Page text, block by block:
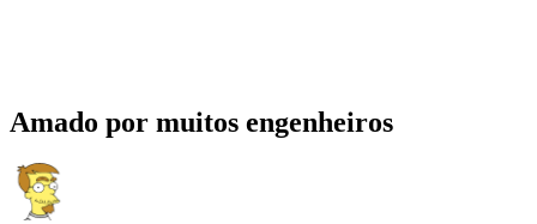
Amado por muitos engenheiros